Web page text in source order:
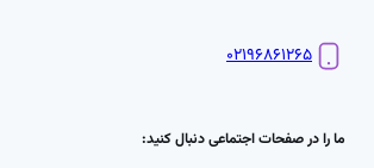
۰۲۱۹۶۸۶۱۲۶۵
ما را در صفحات اجتماعی دنبال کنید: